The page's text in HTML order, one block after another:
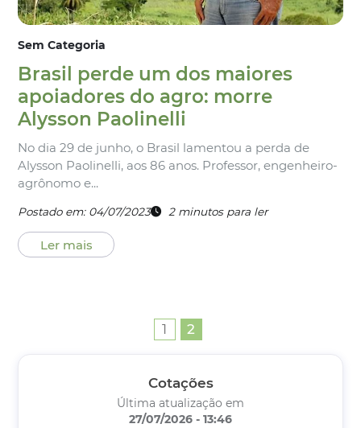
Sem Categoria
Brasil perde um dos maiores
apoiadores do agro: morre
Alysson Paolinelli
No dia 29 de junho, o Brasil lamentou a perda de
Alysson Paolinelli, aos 86 anos. Professor, engenheiro-
agrônomo e...
Postado em: 04/07/2023 2 minutospara ler
Ler mais
1 2
Cotações
Última atualização em
27/07/2026 - 13:46